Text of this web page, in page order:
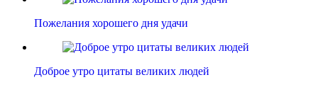
Пожелания хорошего дня удачи
Доброе утро цитаты великих людей